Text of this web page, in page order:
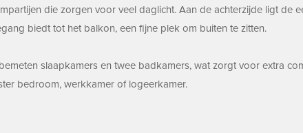
die zorgen voor veel daglicht. Aan de achterzijde ligt de
biedt tot het balkon, een fijne plek om buiten te zitten.
slaapkamers en twee badkamers, wat zorgt voor extra
bedroom, werkkamer of logeerkamer.